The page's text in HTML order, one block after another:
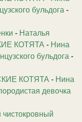
бульдога -
- Наталья
КОТЯТА - Нина
бульдога -
КОТЯТА - Нина
девочка